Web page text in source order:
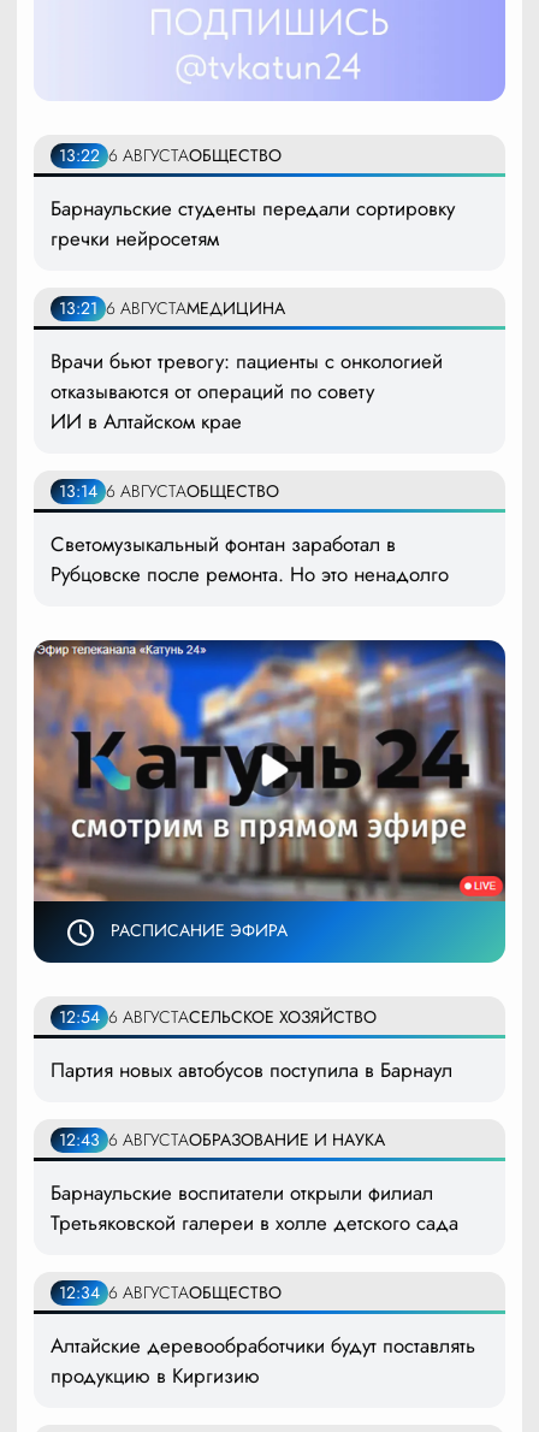
13:22 6 АВГУСТАОБЩЕСТВО
Барнаульские студенты передали сортировку
гречки нейросетям
13:21 6 АВГУСТАМЕДИЦИНА
Врачи бьют тревогу: пациенты с онкологией
отказываются от операций по совету
ИИ в Алтайском крае
13:14 6 АВГУСТАОБЩЕСТВО
Светомузыкальный фонтан заработал в
Рубцовске после ремонта. Но это ненадолго
РАСПИСАНИЕ ЭФИРА
12:54 6 АВГУСТАСЕЛЬСКОЕ ХОЗЯЙСТВО
Партия новых автобусов поступила в Барнаул
12:43 6 АВГУСТАОБРАЗОВАНИЕ И НАУКА
Барнаульские воспитатели открыли филиал
Третьяковской галереи в холле детского сада
12:34 6 АВГУСТАОБЩЕСТВО
Алтайские деревообработчики будут поставлять
продукцию в Киргизию